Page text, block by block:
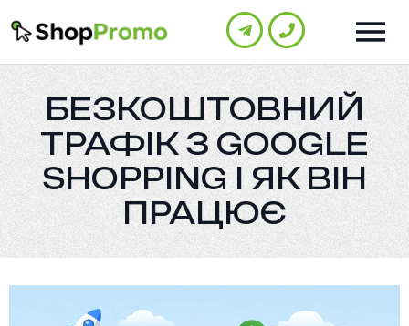
БЕЗКОШТОВНИЙ
ТРАФІК З GOOGLE
SHOPPING І ЯК ВІН
ПРАЦЮЄ